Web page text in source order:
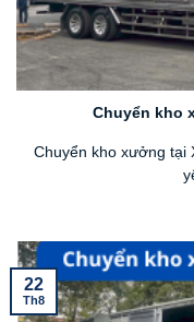
Chuyển kho
Chuyển kho xưởng tại
22
Th8